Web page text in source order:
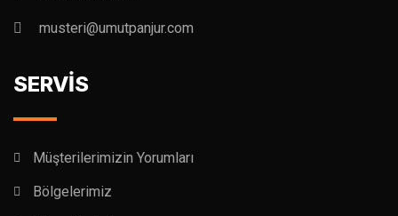
musteri@umutpanjur.com
SERVİS
Müşterilerimizin Yorumları
Bölgelerimiz